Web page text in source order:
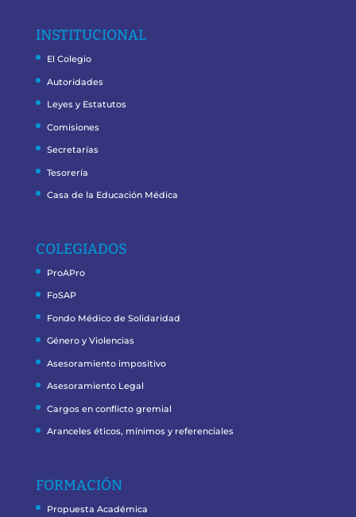
INSTITUCIONAL
El Colegio
Autoridades
Leyes y Estatutos
Comisiones
Secretarías
Tesorería
Casa de la Educación Médica
COLEGIADOS
ProAPro
FoSAP
Fondo Médico de Solidaridad
Género y Violencias
Asesoramiento impositivo
Asesoramiento Legal
Cargos en conflicto gremial
Aranceles éticos, mínimos y referenciales
FORMACIÓN
Propuesta Académica